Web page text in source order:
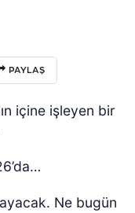
PAYLAŞ
içine işleyen bir
Ne bugün